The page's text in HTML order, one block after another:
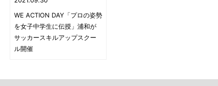
WE ACTION DAY「プロの姿勢
を女子中学生に伝授」浦和が
サッカースキルアップスクー
ル開催